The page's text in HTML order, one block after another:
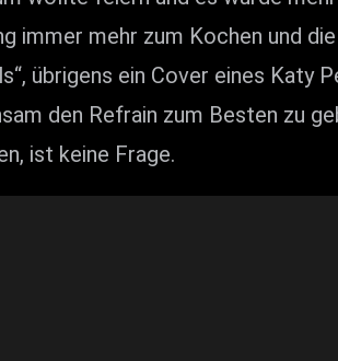
immer mehr zum Kochen und
übrigens ein Cover eines Katy
den Refrain zum Besten zu
ist keine Frage.